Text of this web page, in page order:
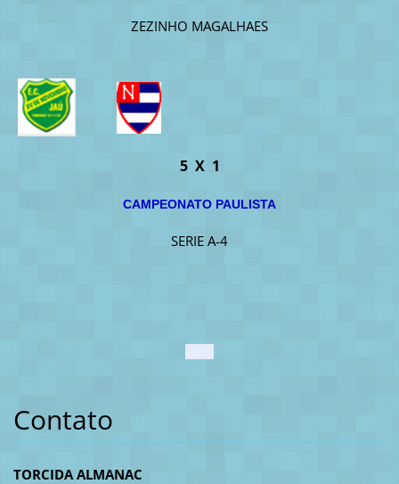
ZEZINHO MAGALHAES
5 X 1
CAMPEONATO PAULISTA
SERIE A-4
Contato
TORCIDA ALMANAC